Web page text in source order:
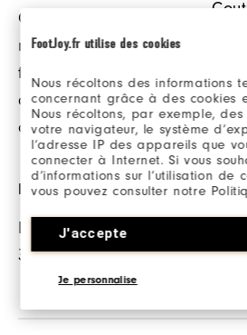
FootJoy.fr utilise des cookies
Nous récoltons des informations
concernant grâce à des cookies
Nous récoltons, par exemple,
votre navigateur, le système
l’adresse IP des appareils que
connecter à Internet. Si vous
d’informations sur l’utilisation de
vous pouvez consulter notre
J'accepte
Je personnalise
Cette finition anti
microbienne réduit la
formation d'odeurs
qui surviennent en
cas d'humidité.
PROTECTION SOLAIRE
Protection solaire UPF
30